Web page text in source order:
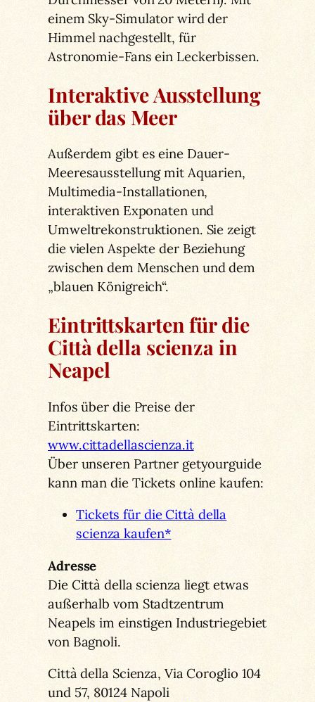
einem Sky-Simulator wird der
Himmel nachgestellt, für
Astronomie-Fans ein Leckerbissen.
Interaktive Ausstellung
über das Meer
Außerdem gibt es eine Dauer-
Meeresausstellung mit Aquarien,
Multimedia-Installationen,
interaktiven Exponaten und
Umweltrekonstruktionen. Sie zeigt
die vielen Aspekte der Beziehung
zwischen dem Menschen und dem
„blauen Königreich“.
Eintrittskarten für die
Città della scienza in
Neapel
Infos über die Preise der
Eintrittskarten:
www.cittadellascienza.it
Über unseren Partner getyourguide
kann man die Tickets online kaufen:
Tickets für die Città della
scienza kaufen*
Adresse
Die Città della scienza liegt etwas
außerhalb vom Stadtzentrum
Neapels im einstigen Industriegebiet
von Bagnoli.
Città della Scienza, Via Coroglio 104
und 57, 80124 Napoli